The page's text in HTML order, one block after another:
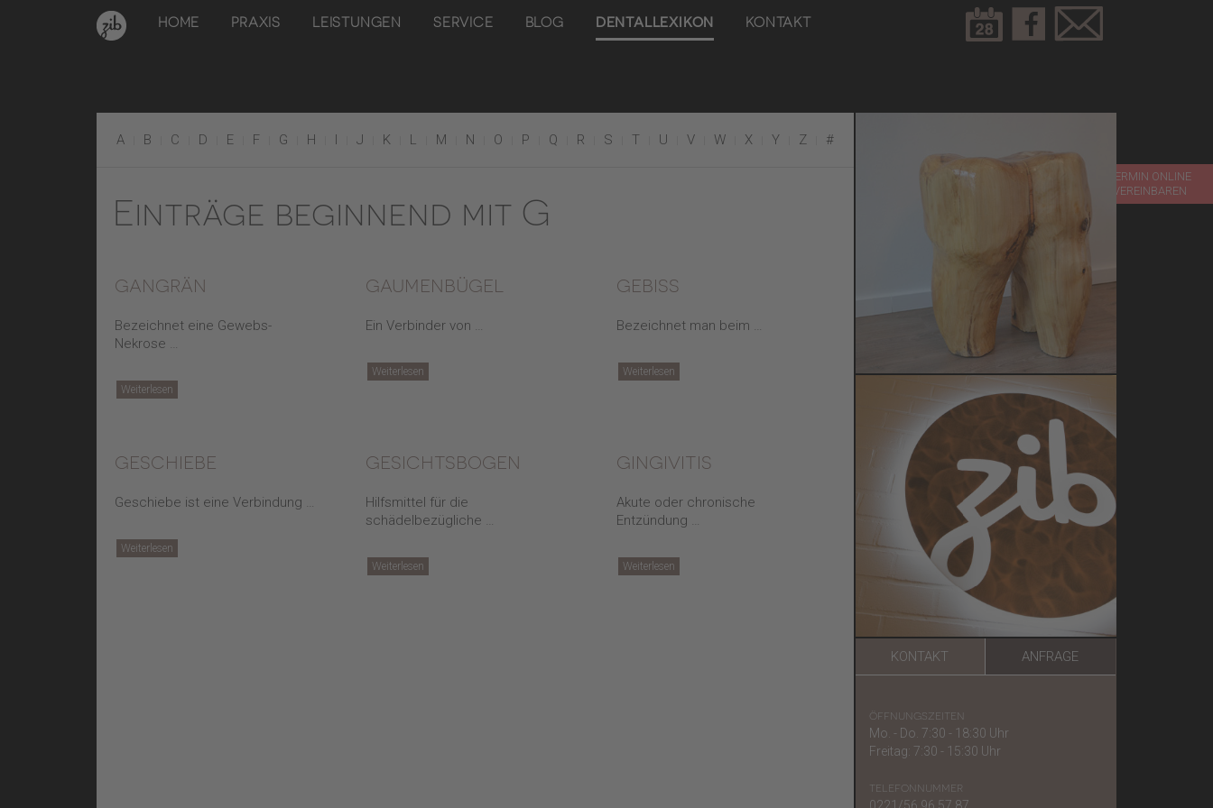
TERMIN ONLINE
VEREINBAREN
HOME PRAXIS LEISTUNGEN SERVICE BLOG DENTALLEXIKON KONTAKT
A B C D E F G H I J K L M N O P Q R S T U V W X Y Z #
Einträge beginnend mit G
gangrän
Bezeichnet eine Gewebs-
Nekrose …
Weiterlesen
gaumenbügel
Ein Verbinder von …
Weiterlesen
gebiss
Bezeichnet man beim …
Weiterlesen
geschiebe
Geschiebe ist eine Verbindung …
Weiterlesen
gesichtsbogen
Hilfsmittel für die
schädelbezügliche …
Weiterlesen
gingivitis
Akute oder chronische
Entzündung …
Weiterlesen
KONTAKT ANFRAGE
öffnungszeiten
Mo. - Do. 7:30 - 18:30 Uhr
Freitag: 7:30 - 15:30 Uhr
telefonnummer
0221/56 96 57 87